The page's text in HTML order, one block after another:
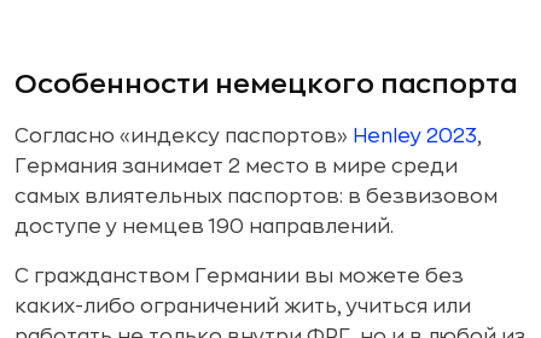
Особенности немецкого паспорта
Согласно «индексу паспортов» Henley 2023,
Германия занимает 2 место в мире среди
самых влиятельных паспортов: в безвизовом
доступе у немцев 190 направлений.
С гражданством Германии вы можете без
каких-либо ограничений жить, учиться или